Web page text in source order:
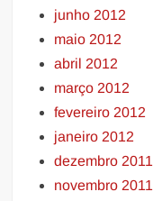
junho 2012
maio 2012
abril 2012
março 2012
fevereiro 2012
janeiro 2012
dezembro 2011
novembro 2011